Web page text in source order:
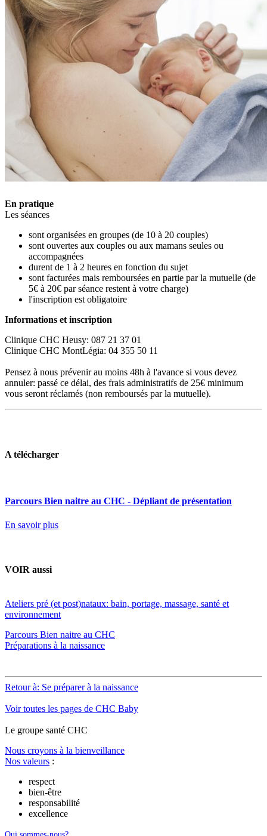
En pratique
Les séances
sont organisées en groupes (de 10 à 20 couples)
sont ouvertes aux couples ou aux mamans seules ou
accompagnées
durent de 1 à 2 heures en fonction du sujet
sont facturées mais remboursées en partie par la mutuelle (de
5€ à 20€ par séance restent à votre charge)
l'inscription est obligatoire
Informations et inscription
Clinique CHC Heusy: 087 21 37 01
Clinique CHC MontLégia: 04 355 50 11
Pensez à nous prévenir au moins 48h à l'avance si vous devez
annuler: passé ce délai, des frais administratifs de 25€ minimum
vous seront réclamés (non remboursés par la mutuelle).
A télécharger
Parcours Bien naitre au CHC - Dépliant de présentation
En savoir plus
VOIR aussi
Ateliers pré (et post)nataux: bain, portage, massage, santé et
environnement
Parcours Bien naitre au CHC
Préparations à la naissance
Retour à: Se préparer à la naissance
Voir toutes les pages de CHC Baby
Le groupe santé CHC
Nous croyons à la bienveillance
Nos valeurs :
respect
bien-être
responsabilité
excellence